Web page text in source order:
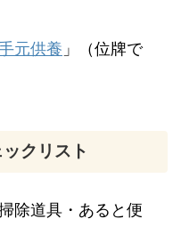
元供養 」（位牌で
クリスト
除道具・あると便